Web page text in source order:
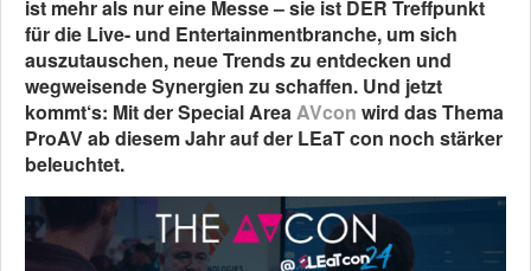
ist mehr als nur eine Messe – sie ist DER Treffpunkt
für die Live- und Entertainmentbranche, um sich
auszutauschen, neue Trends zu entdecken und
wegweisende Synergien zu schaffen. Und jetzt
kommt‘s: Mit der Special AreaAVcon wird das Thema
ProAV ab diesem Jahr auf der LEaT con noch stärker
beleuchtet.